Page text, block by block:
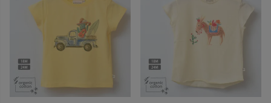
2025年には、Tシャツとフリース製品（スウェットシャツ、ジョガ
ーパンツ、フリースワンピース）の100%がオーガニックコットン製
になり、2025年春夏シーズンの生産量全体の60%がオーガニックコ